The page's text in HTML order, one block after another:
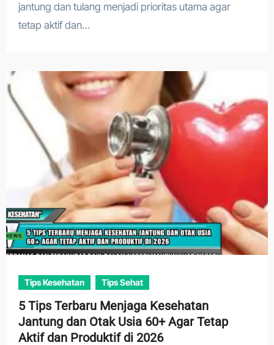
jantung dan tulang menjadi prioritas utama agar
tetap aktif dan…
Tips Kesehatan Tips Sehat
5 Tips Terbaru Menjaga Kesehatan
Jantung dan Otak Usia 60+ Agar Tetap
Aktif dan Produktif di 2026